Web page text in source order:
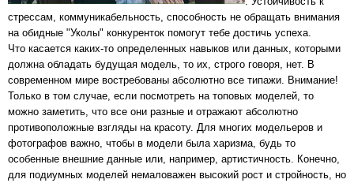
стрессам, коммуникабельность, способность не обращать внимания
на обидные "Уколы" конкуренток помогут тебе достичь успеха.
Что касается каких-то определенных навыков или данных, которыми
должна обладать будущая модель, то их, строго говоря, нет. В
современном мире востребованы абсолютно все типажи. Внимание!
Только в том случае, если посмотреть на топовых моделей, то
можно заметить, что все они разные и отражают абсолютно
противоположные взгляды на красоту. Для многих модельеров и
фотографов важно, чтобы в модели была харизма, будь то
особенные внешние данные или, например, артистичность. Конечно,
для подиумных моделей немаловажен высокий рост и стройность, но